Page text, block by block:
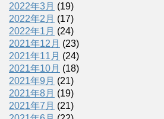
2022年3月 (19)
2022年2月 (17)
2022年1月 (24)
2021年12月 (23)
2021年11月 (24)
2021年10月 (18)
2021年9月 (21)
2021年8月 (19)
2021年7月 (21)